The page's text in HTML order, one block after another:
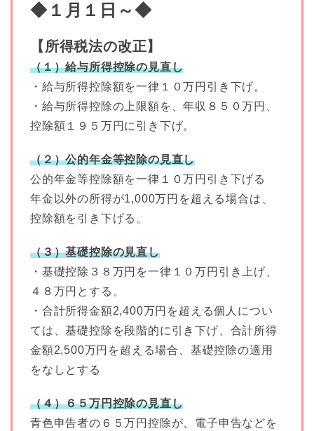
◆１月１日～◆
【所得税法の改正】
（１）給与所得控除の見直し
・給与所得控除額を一律１０万円引き下げ。
・給与所得控除の上限額を、年収８５０万円、
控除額１９５万円に引き下げ。
（２）公的年金等控除の見直し
公的年金等控除額を一律１０万円引き下げる
年金以外の所得が1,000万円を超える場合は、
控除額を引き下げる。
（３）基礎控除の見直し
・基礎控除３８万円を一律１０万円引き上げ、
４８万円とする。
・合計所得金額2,400万円を超える個人につい
ては、基礎控除を段階的に引き下げ、合計所得
金額2,500万円を超える場合、基礎控除の適用
をなしとする
（４）６５万円控除の見直し
青色申告者の６５万円控除が、電子申告などを